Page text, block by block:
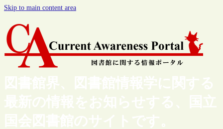
Skip to main content area
図書館界、図書館情報学に関する
最新の情報をお知らせする、国立
国会図書館のサイトです。